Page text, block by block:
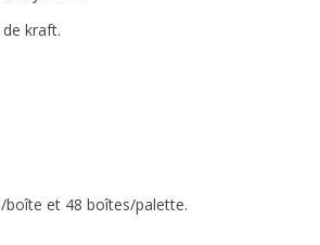
kraft.
boîte et 48 boîtes/palette.